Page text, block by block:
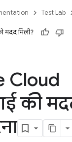
Test Lab
मदद मिली?
Cloud
की